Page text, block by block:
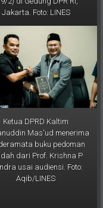
Islam, pada Rabu
2) di Gedung DPR RI,
Jakarta. Foto: LINES
Ketua DPRD Kaltim
Mas'ud menerima
buku pedoman
dari Prof. Krishna P
usai audiensi. Foto: